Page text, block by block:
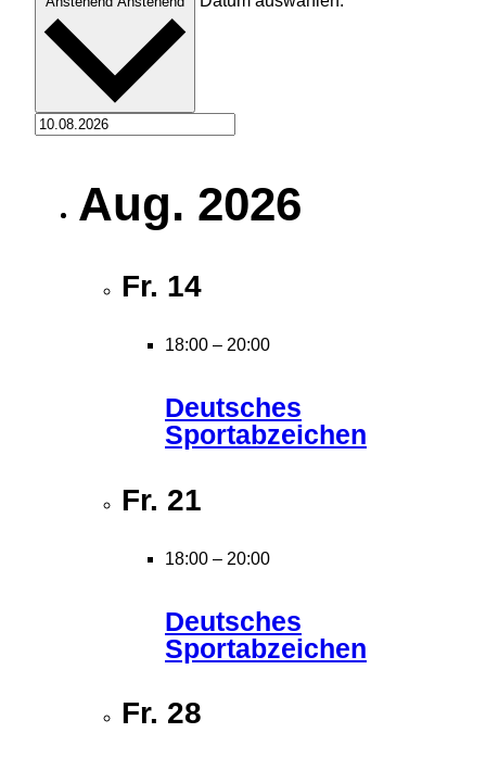
Aug. 2026
Fr. 14
18:00 – 20:00
Deutsches
Sportabzeichen
Fr. 21
18:00 – 20:00
Deutsches
Sportabzeichen
Fr. 28